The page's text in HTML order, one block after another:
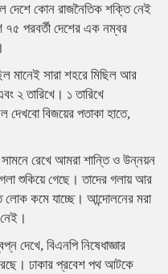
দেশে কোন রাজনৈতিক শক্তি নেই
৭৫ পরবর্তী দেশের এক নম্বর
মানেই সারা শহরে মিছিল আর
২ তারিখে। ১ তারিখে
দেখবো বিজয়ের পতাকা হাতে,
সামনে রেখে আমরা শান্তি ও উন্নয়ন
শুকিয়ে গেছে। তাদের গলায় আর
কমে যাচ্ছে। আন্দোলনের মরা
দেখে, বিএনপি নিষেধাজ্ঞার
ঢাকার প্রবেশ পথ আটকে